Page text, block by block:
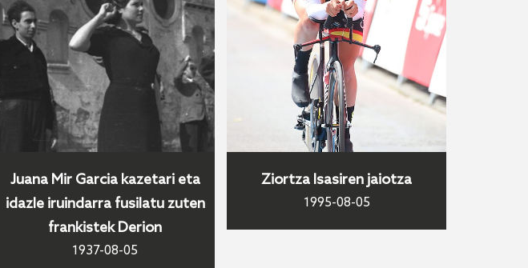
Juana Mir Garcia kazetari eta
idazle iruindarra fusilatu zuten
frankistek Derion
1937-08-05
Ziortza Isasiren jaiotza
1995-08-05